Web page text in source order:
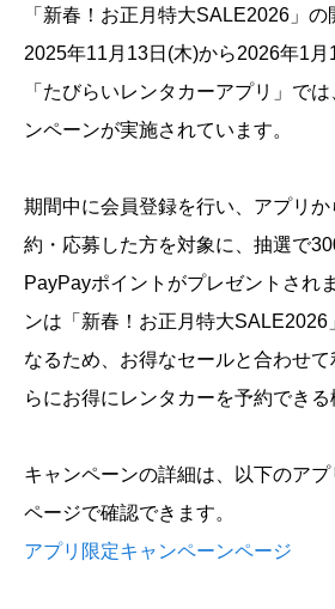
「新春！お正月特大SALE2026」の
2025年11月13日(木)から2026年1月
「たびらいレンタカーアプリ」で
ンペーンが実施されています。
期間中に会員登録を行い、アプリ
約・応募した方を対象に、抽選で
PayPayポイントがプレゼントされ
ンは「新春！お正月特大SALE2026
なるため、お得なセールと合わせ
らにお得にレンタカーを予約できる
キャンペーンの詳細は、以下のア
ページで確認できます。
アプリ限定キャンペーンページ